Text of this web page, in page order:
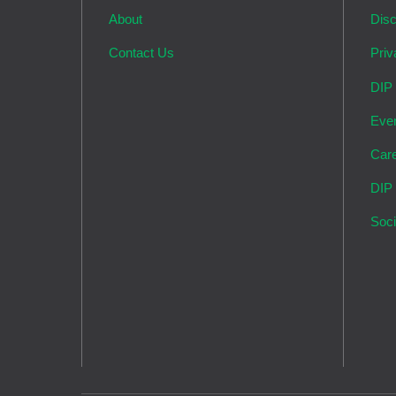
About
Contact Us
DIP
DIP